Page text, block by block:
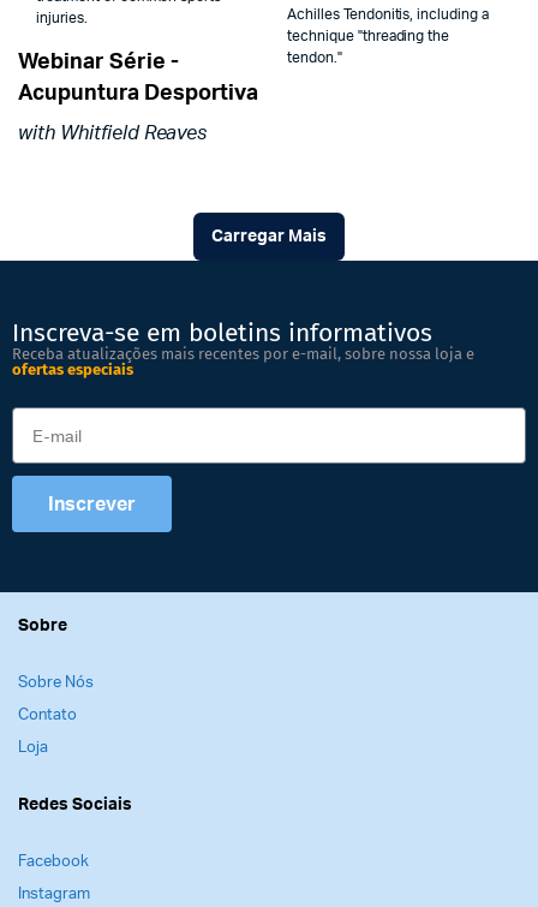
injuries.
Webinar Série -
Acupuntura Desportiva
with Whitfield Reaves
Achilles Tendonitis, including a
technique "threading the
tendon."
Carregar Mais
Inscreva-se em boletins informativos
Receba atualizações mais recentes por e-mail, sobre nossa loja e
ofertas especiais
Inscrever
Sobre
Sobre Nós
Contato
Loja
Redes Sociais
Facebook
Instagram